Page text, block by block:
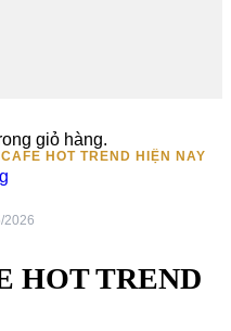
giỏ hàng.
HOT TREND HIỆN NAY
2026
HOT TREND